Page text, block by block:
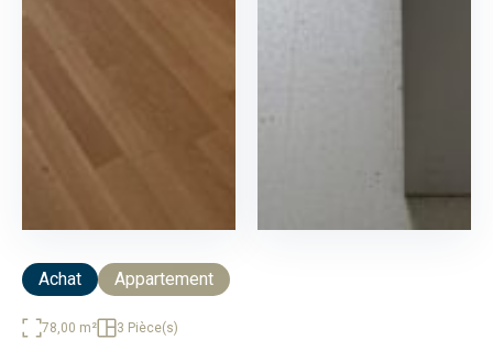
Achat Appartement
78,00 m² 3 Pièce(s)